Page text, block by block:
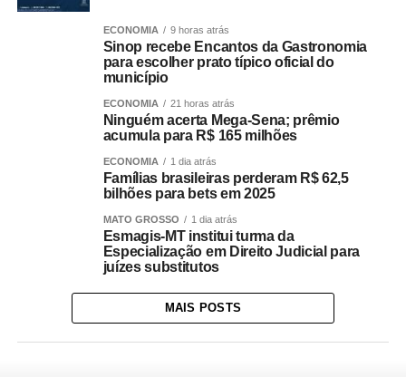
ECONOMIA 9 horas atrás
Sinop recebe Encantos da Gastronomia
para escolher prato típico oficial do
município
ECONOMIA 21 horas atrás
Ninguém acerta Mega-Sena; prêmio
acumula para R$ 165 milhões
ECONOMIA 1 dia atrás
Famílias brasileiras perderam R$ 62,5
bilhões para bets em 2025
MATO GROSSO 1 dia atrás
Esmagis-MT institui turma da
Especialização em Direito Judicial para
juízes substitutos
MAIS POSTS